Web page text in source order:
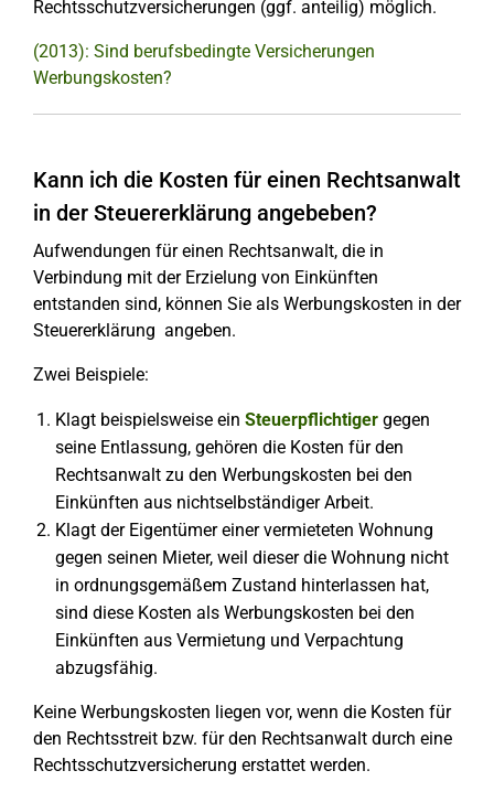
Rechtsschutzversicherungen (ggf. anteilig) möglich.
(2013): Sind berufsbedingte Versicherungen
Werbungskosten?
Kann ich die Kosten für einen Rechtsanwalt
in der Steuererklärung angebeben?
Aufwendungen für einen Rechtsanwalt, die in
Verbindung mit der Erzielung von Einkünften
entstanden sind, können Sie als Werbungskosten in der
Steuererklärung angeben.
Zwei Beispiele:
Klagt beispielsweise ein Steuerpflichtiger gegen
seine Entlassung, gehören die Kosten für den
Rechtsanwalt zu den Werbungskosten bei den
Einkünften aus nichtselbständiger Arbeit.
Klagt der Eigentümer einer vermieteten Wohnung
gegen seinen Mieter, weil dieser die Wohnung nicht
in ordnungsgemäßem Zustand hinterlassen hat,
sind diese Kosten als Werbungskosten bei den
Einkünften aus Vermietung und Verpachtung
abzugsfähig.
Keine Werbungskosten liegen vor, wenn die Kosten für
den Rechtsstreit bzw. für den Rechtsanwalt durch eine
Rechtsschutzversicherung erstattet werden.